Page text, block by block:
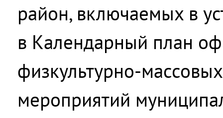
район, включаемых в
в Календарный план
физкультурно-
мероприятий